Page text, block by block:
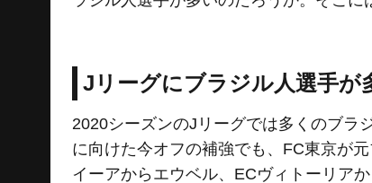
Jリーグにブラジル人選手が
2020シーズンのJリーグでは多くのブラ
に向けた今オフの補強でも、FC東京が
イーアからエウベル、ECヴィトーリア